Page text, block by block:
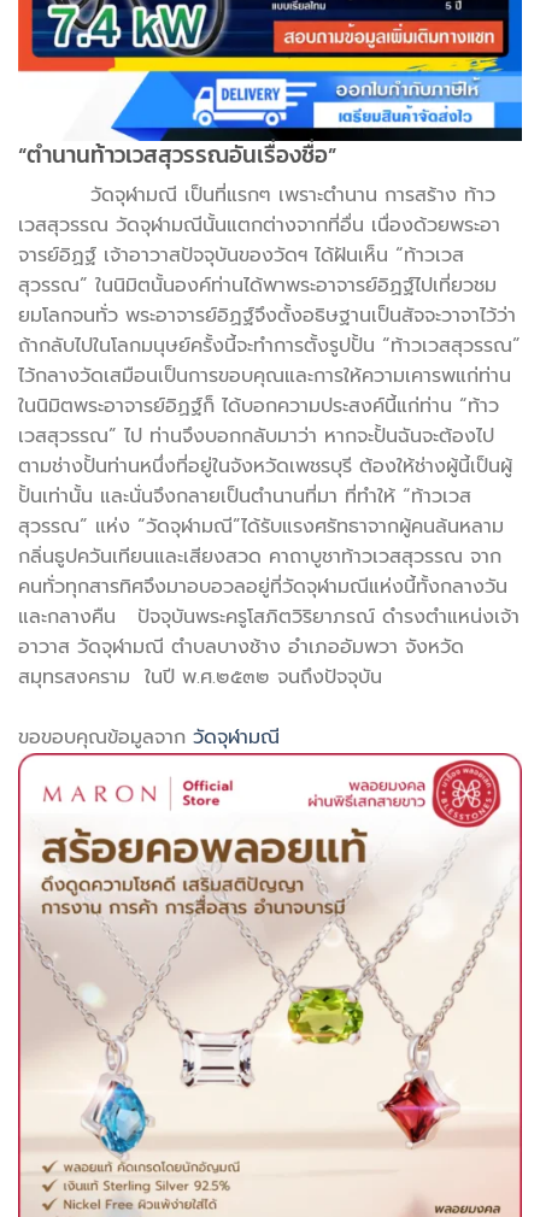
“ตำนานท้าวเวสสุวรรณอันเรื่องชื่อ”
วัดจุฬามณี เป็นที่แรกๆ เพราะตำนาน การสร้าง ท้าว
เวสสุวรรณ วัดจุฬามณีนั้นแตกต่างจากที่อื่น เนื่องด้วยพระอา
จารย์อิฏฐ์ เจ้าอาวาสปัจจุบันของวัดฯ ได้ฝันเห็น “ท้าวเวส
สุวรรณ” ในนิมิตนั้นองค์ท่านได้พาพระอาจารย์อิฏฐ์ไปเที่ยวชม
ยมโลกจนทั่ว พระอาจารย์อิฏฐ์จึงตั้งอธิษฐานเป็นสัจจะวาจาไว้ว่า
ถ้ากลับไปในโลกมนุษย์ครั้งนี้จะทำการตั้งรูปปั้น “ท้าวเวสสุวรรณ”
ไว้กลางวัดเสมือนเป็นการขอบคุณและการให้ความเคารพแก่ท่าน
ในนิมิตพระอาจารย์อิฏฐ์ก็ ได้บอกความประสงค์นี้แก่ท่าน “ท้าว
เวสสุวรรณ” ไป ท่านจึงบอกกลับมาว่า หากจะปั้นฉันจะต้องไป
ตามช่างปั้นท่านหนึ่งที่อยู่ในจังหวัดเพชรบุรี ต้องให้ช่างผู้นี้เป็นผู้
ปั้นเท่านั้น และนั่นจึงกลายเป็นตำนานที่มา ที่ทำให้ “ท้าวเวส
สุวรรณ” แห่ง “วัดจุฬามณี”ได้รับแรงศรัทธาจากผู้คนล้นหลาม
กลิ่นธูปควันเทียนและเสียงสวด คาถาบูชาท้าวเวสสุวรรณ จาก
คนทั่วทุกสารทิศจึงมาอบอวลอยู่ที่วัดจุฬามณีแห่งนี้ทั้งกลางวัน
และกลางคืน ปัจจุบันพระครูโสภิตวิริยาภรณ์ ดำรงตำแหน่งเจ้า
อาวาส วัดจุฬามณี ตำบลบางช้าง อำเภออัมพวา จังหวัด
สมุทรสงคราม ในปี พ.ศ.๒๕๓๒ จนถึงปัจจุบัน
ขอขอบคุณข้อมูลจาก วัดจุฬามณี